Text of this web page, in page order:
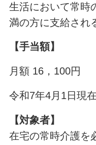
生活において常時
満の方に支給され
【手当額】
月額 16，100円
令和7年4月
【対象者】
在宅の常時介護を